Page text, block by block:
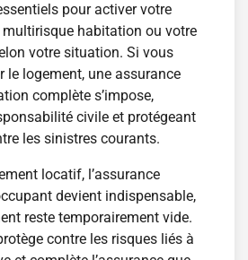
pour activer votre
multirisque habitation ou votre
votre situation. Si vous
le logement, une assurance
complète s’impose,
civile et protégeant
les sinistres courants.
locatif, l’assurance
devient indispensable,
reste temporairement vide.
contre les risques liés à